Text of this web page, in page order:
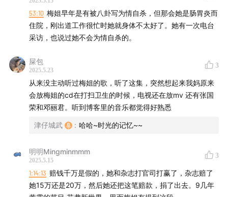
53:10 梅姐早年是有被八卦写为情自杀，但那会她是肠胃炎而
住院，刚出道工作很忙时她就身体不太好了。她有一次电台
采访，也说过她不会为情自杀的。
屎包
2025.5.23
3
从来没主动听过梅姐的歌，听了这集，突然想起来我妈原来
会放梅姐的cd在打扫卫生的时候，电视还在放mv 还有张国
荣和邓丽君。听到博客里的音乐都觉得好熟悉
津仔城武 : 哈哈~时光的记忆~~
明明Mingminmmm
2025.5.15
3
1:14:13 赔钱千万是假的，她和杂志打官司打赢了，杂志赔了
她15万还是20万，然后她还把这笔赔款，捐了出去。9几年